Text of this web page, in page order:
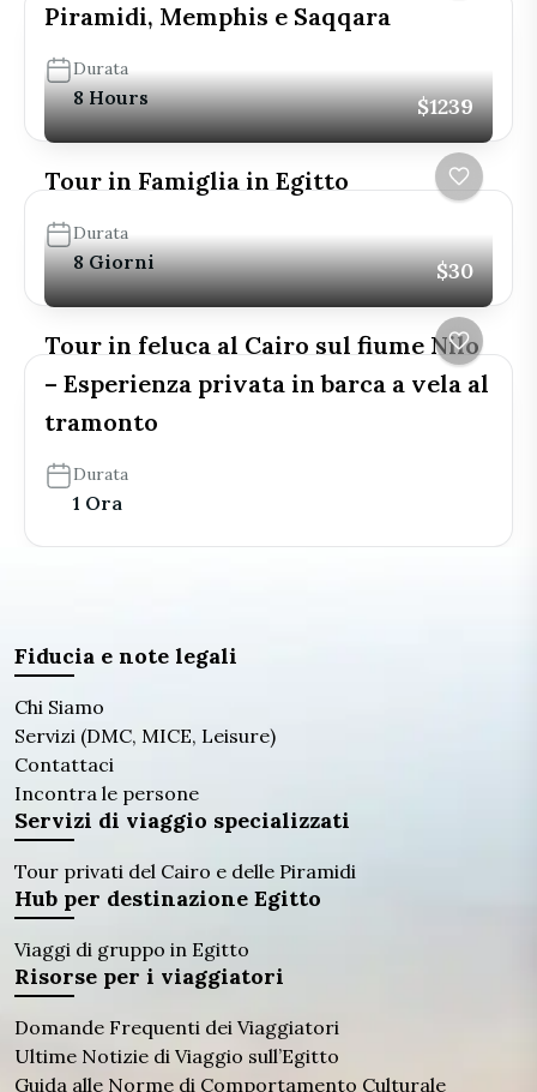
Piramidi, Memphis e Saqqara
Durata
8 Hours $1239
Tour in Famiglia in Egitto
Durata
8 Giorni $30
Tour in feluca al Cairo sul fiume Nilo
– Esperienza privata in barca a vela al
tramonto
Durata
1 Ora
Fiducia e note legali
Chi Siamo
Servizi (DMC, MICE, Leisure)
Contattaci
Incontra le persone
Servizi di viaggio specializzati
Tour privati ​​del Cairo e delle Piramidi
Hub per destinazione Egitto
Viaggi di gruppo in Egitto
Risorse per i viaggiatori
Domande Frequenti dei Viaggiatori
Ultime Notizie di Viaggio sull’Egitto
Guida alle Norme di Comportamento Culturale